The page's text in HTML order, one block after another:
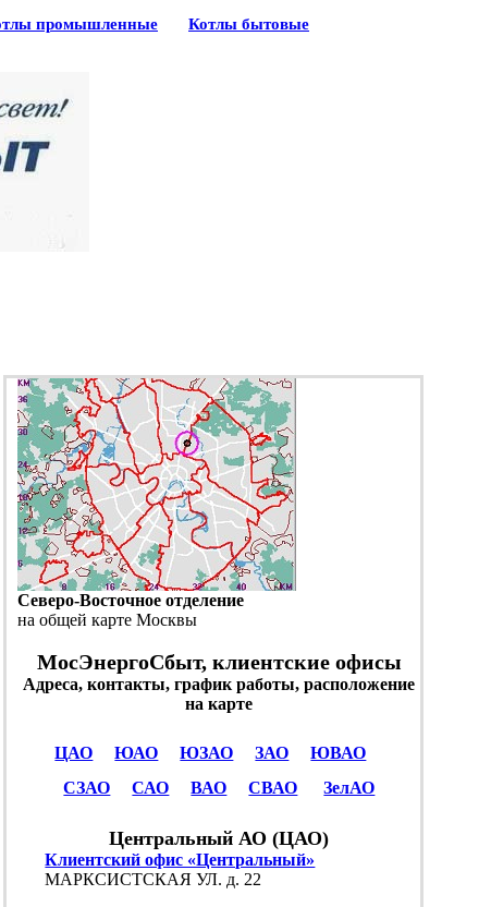
промышленные
Котлы бытовые
Северо-Восточное отделение
на общей карте Москвы
МосЭнергоСбыт, клиентские офисы
Адреса, контакты, график работы, расположение
на карте
ЦАО ЮАО ЮЗАО ЗАО
ЮВАО
СЗАО
САО ВАО СВАО ЗелАО
Центральный АО (ЦАО)
Клиентский офис «Центральный»
МАРКСИСТСКАЯ УЛ. д. 22